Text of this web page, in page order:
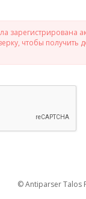
зарегистрирована
чтобы
© Antiparser Talos